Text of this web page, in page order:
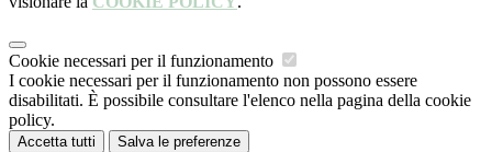
Cookie necessari per il funzionamento
I cookie necessari per il funzionamento non possono essere
disabilitati. È possibile consultare l'elenco nella pagina della cookie
policy.
Accetta tutti Salva le preferenze